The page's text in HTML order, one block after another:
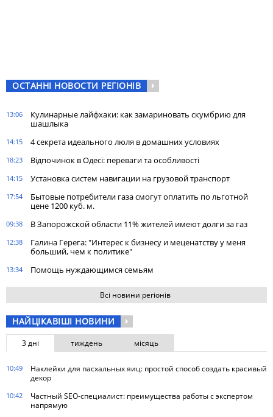
ОСТАННІ НОВОСТИ РЕГІОНІВ
13:06
Кулинарные лайфхаки: как замариновать скумбрию для
шашлыка
14:15 4 секрета идеального люля в домашних условиях
18:23 Відпочинок в Одесі: переваги та особливості
14:15 Установка систем навигации на грузовой транспорт
17:54
Бытовые потребители газа cмогут оплатить по льготной
цене 1200 куб. м.
09:38 В Запорожской области 11% жителей имеют долги за газ
12:38
Галина Герега: "Интерес к бизнесу и меценатству у меня
больший, чем к политике"
13:34 Помощь нуждающимся семьям
Всі новини регіонів
НАЙЦІКАВІШІ НОВИНИ
3 дні тиждень місяць
10:49
Наклейки для пасхальных яиц: простой способ создать красивый
декор
10:42
Частный SEO-специалист: преимущества работы с экспертом
напрямую